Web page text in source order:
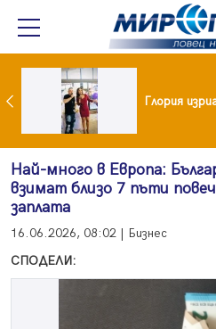
Мария и майка си построиха къща от 8000 стъклени бутилки
Най-много в Европа:
взимат близо 7 пъти
заплата
16.06.2026, 08:02 | Бизнес
СПОДЕЛИ: